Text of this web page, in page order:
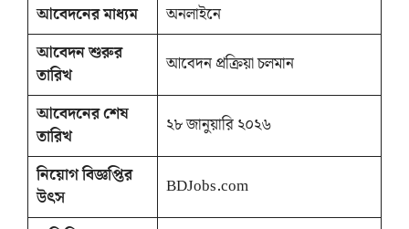
আবেদনের মাধ্যম
অনলাইনে
আবেদন শুরুর
তারিখ
আবেদন প্রক্রিয়া চলমান
আবেদনের শেষ
তারিখ
২৮ জানুয়ারি ২০২৬
নিয়োগ বিজ্ঞপ্তির
উৎস
BDJobs.com